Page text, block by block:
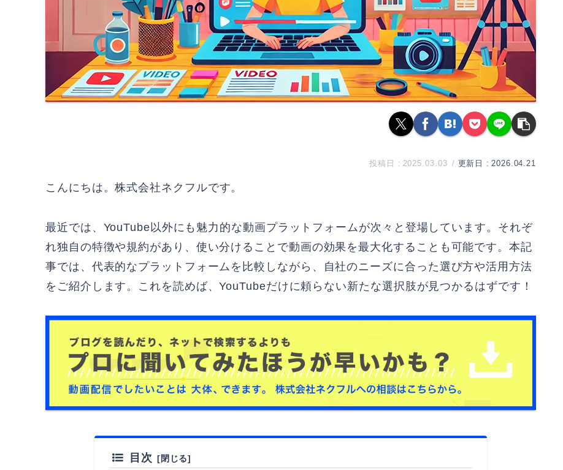
2025.03.03 2026.04.21
こんにちは。株式会社ネクフルです。
最近では、YouTube以外にも魅力的な動画プラットフォームが次々と登場しています。それぞ
れ独自の特徴や規約があり、使い分けることで動画の効果を最大化することも可能です。本記
事では、代表的なプラットフォームを比較しながら、自社のニーズに合った選び方や活用方法
をご紹介します。これを読めば、YouTubeだけに頼らない新たな選択肢が見つかるはずです！
目次